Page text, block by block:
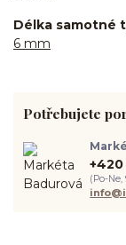
Délka samotné
6 mm
Potřebujete
+420
(Po-Ne,